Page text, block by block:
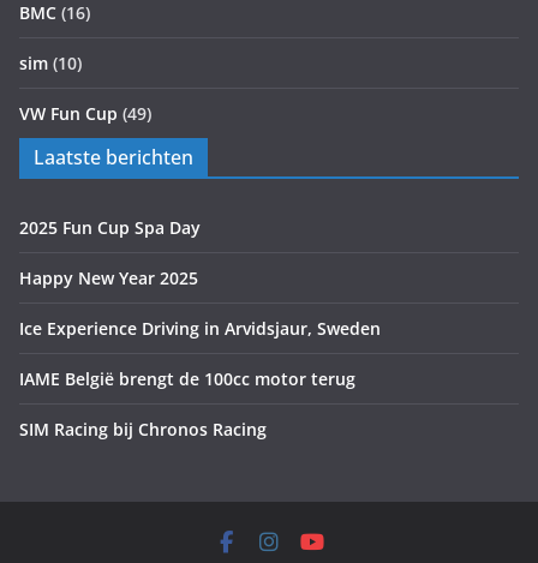
BMC (16)
sim (10)
VW Fun Cup (49)
Laatste berichten
2025 Fun Cup Spa Day
Happy New Year 2025
Ice Experience Driving in Arvidsjaur, Sweden
IAME België brengt de 100cc motor terug
SIM Racing bij Chronos Racing